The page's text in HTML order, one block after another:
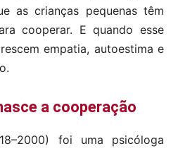
as crianças pequenas têm
cooperar. E quando esse
empatia, autoestima e
a cooperação
foi uma psicóloga